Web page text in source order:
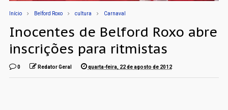
Início Belford Roxo cultura Carnaval
Inocentes de Belford Roxo abre
inscrições para ritmistas
0 Redator Geral quarta-feira, 22 de agosto de 2012